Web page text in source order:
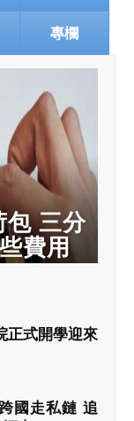
專欄
包 三分
費用
正式開學迎來
國走私鏈 追